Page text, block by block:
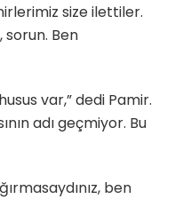
size ilettiler.
sorun. Ben
var,” dedi Pamir.
adı geçmiyor. Bu
ben